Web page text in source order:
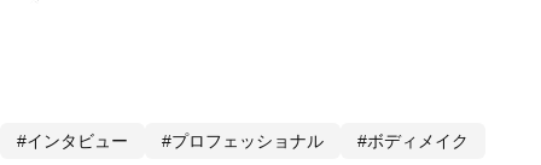
#インタビュー #プロフェッショナル #ボディメイク